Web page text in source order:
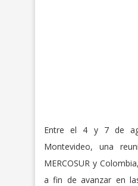
Entre el 4 y 7 de
Montevideo, una
MERCOSUR y
a fin de avanzar en